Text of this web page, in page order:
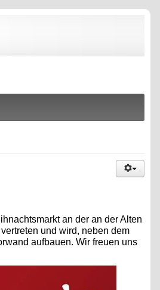
an der an der Alten
und wird, neben dem
aufbauen. Wir freuen uns